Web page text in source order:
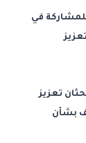
للمشاركة في
تعزيز
بشأن